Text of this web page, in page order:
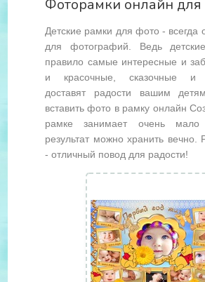
Фоторамки онлайн для
Детские рамки для фото - всегда
для фотографий. Ведь
правило самые интересные и
и красочные, сказочные и
доставят радости вашим
вставить фото в рамку онлайн
рамке занимает очень
результат можно хранить вечно.
- отличный повод для радости!